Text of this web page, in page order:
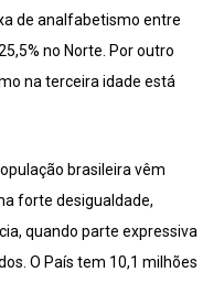
de analfabetismo entre
no Norte. Por outro
na terceira idade está
brasileira vêm
forte desigualdade,
quando parte expressiva
O País tem 10,1 milhões